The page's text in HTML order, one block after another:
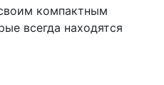
компактным
всегда находятся